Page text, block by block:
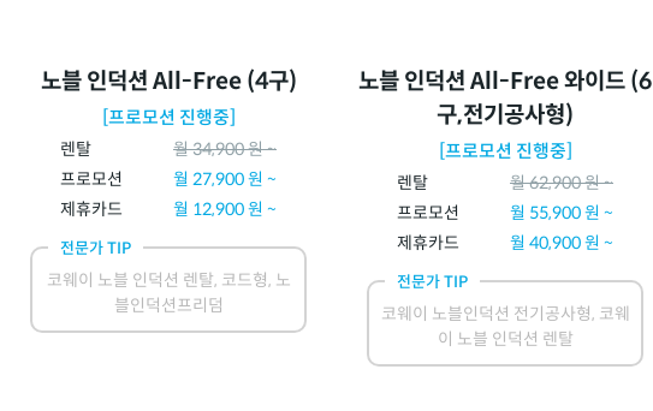
노블 인덕션 All-Free (4구)
[프로모션 진행중]
렌탈 월34,900원 ~
프로모션
월 27,900원 ~
제휴카드
월 12,900원 ~
전문가 TIP
코웨이 노블 인덕션 렌탈, 코드형, 노
블인덕션프리덤
노블 인덕션 All-Free 와이드 (6
구,전기공사형)
[프로모션 진행중]
렌탈 월62,900원 ~
프로모션
월 55,900원 ~
제휴카드
월 40,900원 ~
전문가 TIP
코웨이 노블인덕션 전기공사형, 코웨
이 노블 인덕션 렌탈